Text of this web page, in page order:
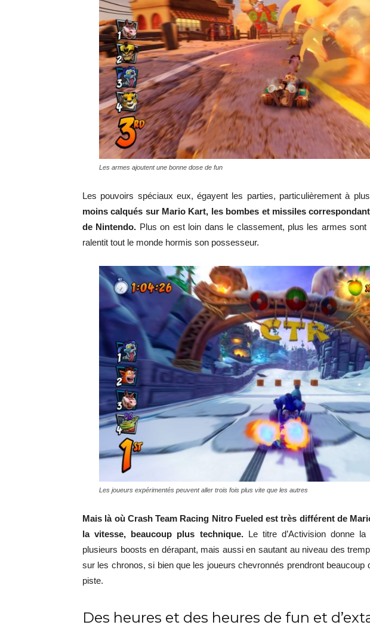
Les armes ajoutent une bonne dose de fun
Les pouvoirs spéciaux eux, égayent les parties, particulièrement à
moins calqués sur Mario Kart, les bombes et missiles
de Nintendo. Plus on est loin dans le classement, plus les armes sont
ralentit tout le monde hormis son possesseur.
Les joueurs expérimentés peuvent aller trois fois plus vite que les autres
Mais là où Crash Team Racing Nitro Fueled est très différent de
la vitesse, beaucoup plus technique.Le titre d’Activision donne la
plusieurs boosts en dérapant, mais aussi en sautant au niveau des
sur les chronos, si bien que les joueurs chevronnés prendront beaucoup
piste.
Des heures et des heures de fun et